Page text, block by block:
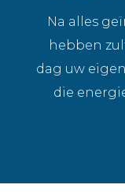
Na alles
hebben
dag uw
die